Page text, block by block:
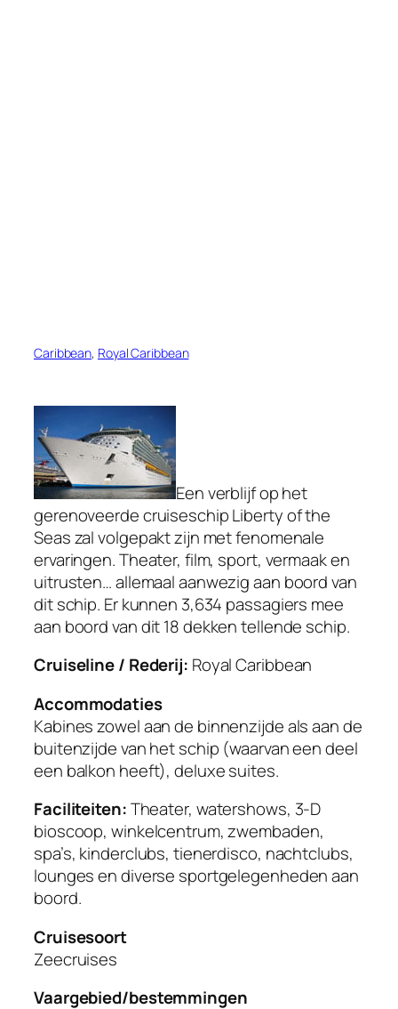
Caribbean, Royal Caribbean
Een verblijf op het
gerenoveerde cruiseschip Liberty of the
Seas zal volgepakt zijn met fenomenale
ervaringen. Theater, film, sport, vermaak en
uitrusten… allemaal aanwezig aan boord van
dit schip. Er kunnen 3,634 passagiers mee
aan boord van dit 18 dekken tellende schip.
Cruiseline / Rederij: Royal Caribbean
Accommodaties
Kabines zowel aan de binnenzijde als aan de
buitenzijde van het schip (waarvan een deel
een balkon heeft), deluxe suites.
Faciliteiten:Theater, watershows, 3-D
bioscoop, winkelcentrum, zwembaden,
spa’s, kinderclubs, tienerdisco, nachtclubs,
lounges en diverse sportgelegenheden aan
boord.
Cruisesoort
Zeecruises
Vaargebied/bestemmingen